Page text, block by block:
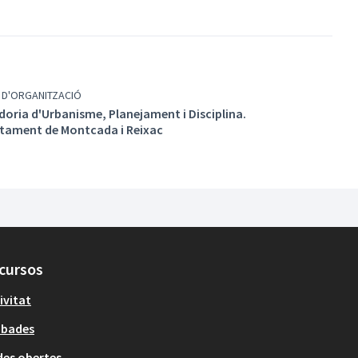
d'Urbanisme, Planejament i Disciplina.
de Montcada i Reixac